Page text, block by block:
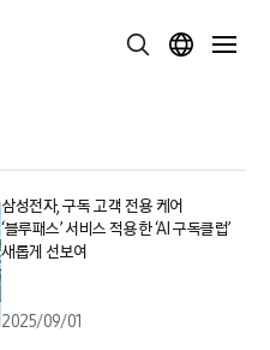
삼성전자, 구독 고객 전용 케어
‘블루패스’ 서비스 적용한 ‘AI 구독클럽’
새롭게 선보여
2025/09/01